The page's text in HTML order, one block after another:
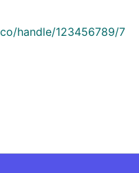
handle/123456789/7